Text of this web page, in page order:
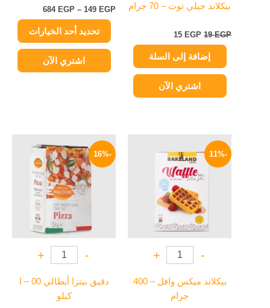
بيكلاند جيلي توت – 70 جرام
19EGP
15 EGP
إضافة إلى السلة
اشتري الآن
149 EGP
–
684 EGP
تحديد أحد الخيارات
صفحة
المنتج
اشتري الآن
-11%
-
+
بيكلاند ميكس وافل – 400
جرام
الأصلي
هو:
80 EGP.
هو:
71 EGP.
-16%
-
+
دقيق بيتزا أيطالي 00 – ا
كيلو
الأصلي
هو:
190 EGP.
الحالي
هو:
159 EGP.